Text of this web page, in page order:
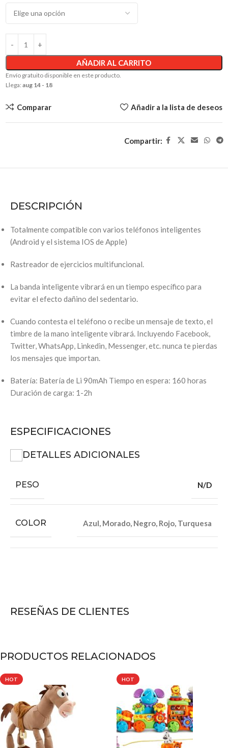
AÑADIR AL CARRITO
Envío gratuito disponible en este producto.
Llega: aug 14 - 18
Comparar Añadir a la lista de deseos
Compartir:
DESCRIPCIÓN
Totalmente compatible con varios teléfonos inteligentes
(Android y el sistema IOS de Apple)
Rastreador de ejercicios multifuncional.
La banda inteligente vibrará en un tiempo específico para
evitar el efecto dañino del sedentario.
Cuando contesta el teléfono o recibe un mensaje de texto, el
timbre de la mano inteligente vibrará. Incluyendo Facebook,
Twitter, WhatsApp, Linkedin, Messenger, etc. nunca te pierdas
los mensajes que importan.
Batería: Batería de Li 90mAh Tiempo en espera: 160 horas
Duración de carga: 1-2h
ESPECIFICACIONES
DETALLES ADICIONALES
PESO N/D
COLOR Azul, Morado, Negro, Rojo, Turquesa
RESEÑAS DE CLIENTES
PRODUCTOS RELACIONADOS
HOT HOT